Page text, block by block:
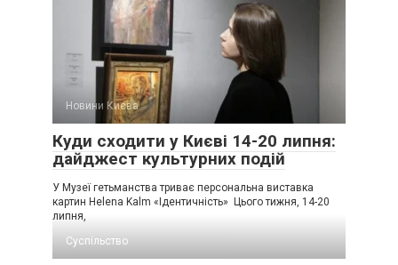
Новини Києва
Куди сходити у Києві 14-20 липня:
дайджест культурних подій
У Музеї гетьманства триває персональна виставка
картин Helena Kalm «Ідентичність» Цього тижня, 14-20
липня,
Суспільство